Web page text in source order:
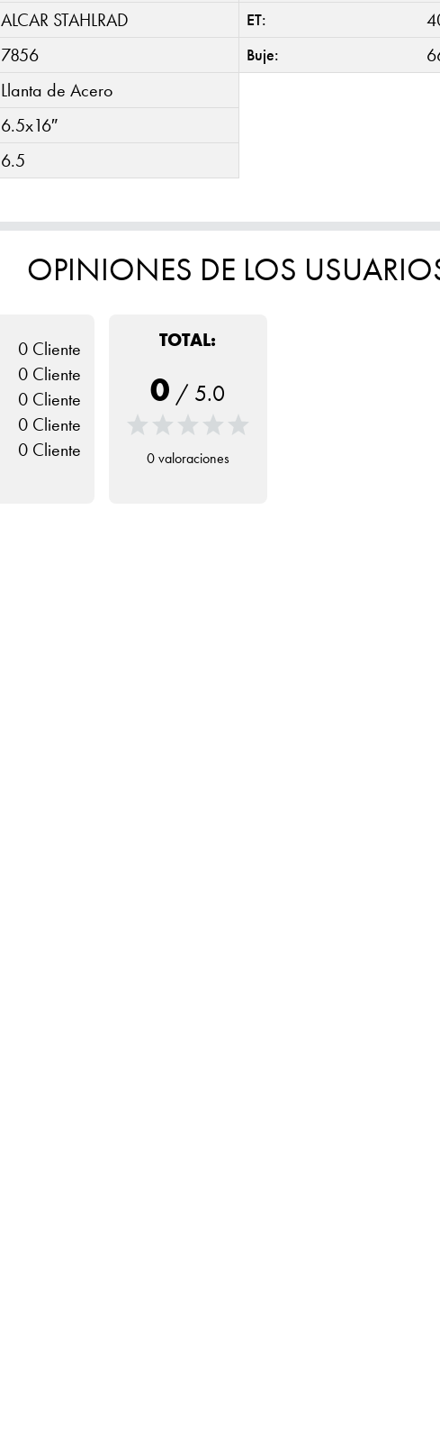
ALCAR STAHLRAD
7856
Llanta de Acero
6.5x16″
6.5
ET:
Buje:
OPINIONES DE LOS
0 Cliente
0 Cliente
0 Cliente
0 Cliente
0 Cliente
TOTAL:
0 / 5.0
0 valoraciones